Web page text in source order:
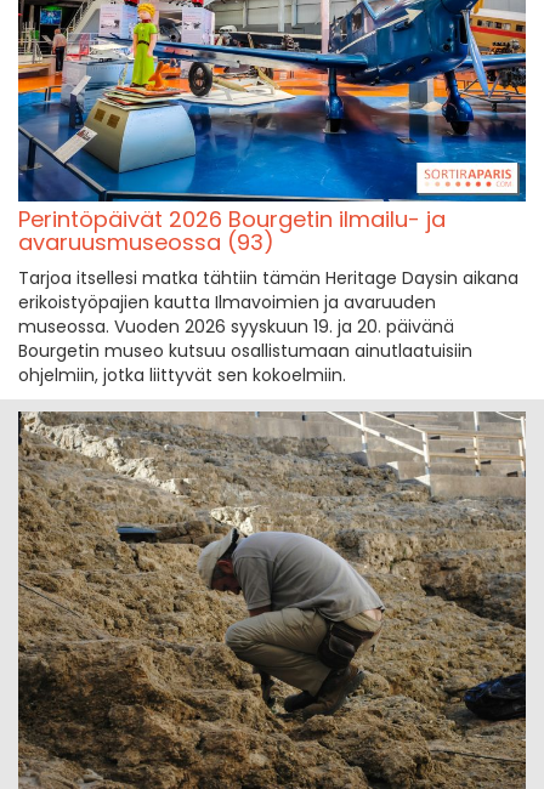
Perintöpäivät 2026 Bourgetin ilmailu- ja
avaruusmuseossa (93)
Tarjoa itsellesi matka tähtiin tämän Heritage Daysin aikana
erikoistyöpajien kautta Ilmavoimien ja avaruuden
museossa. Vuoden 2026 syyskuun 19. ja 20. päivänä
Bourgetin museo kutsuu osallistumaan ainutlaatuisiin
ohjelmiin, jotka liittyvät sen kokoelmiin.